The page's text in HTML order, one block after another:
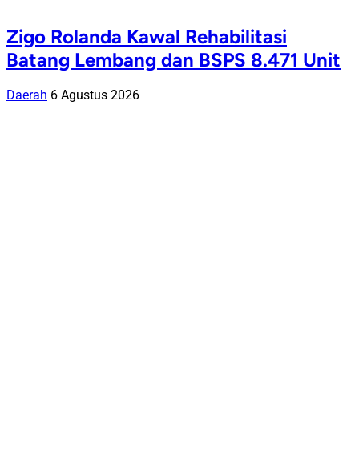
Zigo Rolanda Kawal Rehabilitasi
Batang Lembang dan BSPS 8.471 Unit
Daerah 6 Agustus 2026